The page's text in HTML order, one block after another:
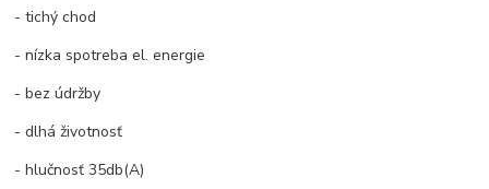
- tichý chod
- nízka spotreba el. energie
- bez údržby
- dlhá životnosť
- hlučnosť 35db(A)